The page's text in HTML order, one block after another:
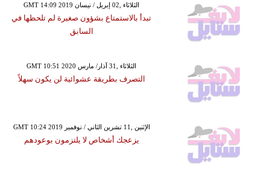
GMT 14:09 2019 الثلاثاء ,02 إبريل / نيسان
تبدأ بالاستمتاع بشؤون صغيرة لم تلحظها في
السابق
GMT 10:51 2020 الثلاثاء ,31 آذار/ مارس
التصرف بطريقة عشوائية لن يكون سهلاً
GMT 10:24 2019 الإثنين ,11 تشرين الثاني / نوفمبر
يزعجك أشخاص لا يلتزمون بوعودهم